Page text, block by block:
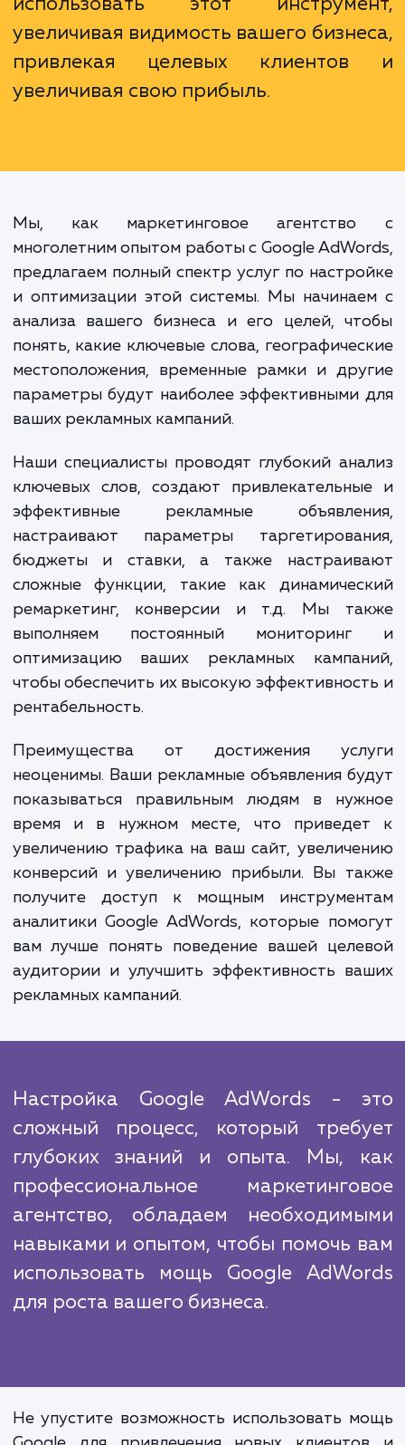
Google AdWords - это
инструмент для привлечения
клиентов, но его
многом зависит от
помощью вы сможете
увеличивая видимость вашего
привлекая целевых
увеличивая свою прибыль.
многолетним опытом работы с Google
предлагаем полный спектр услуг по
и оптимизации этой системы. Мы
анализа вашего бизнеса и его целей,
понять, какие ключевые слова,
местоположения, временные рамки и
параметры будут наиболее эффективными
ваших рекламных кампаний.
Наши специалисты проводят глубокий
ключевых слов, создают
эффективные рекламные
настраивают параметры
бюджеты и ставки, а также
сложные функции, такие как
ремаркетинг, конверсии и т.д. Мы
выполняем постоянный
оптимизацию ваших рекламных
чтобы обеспечить их высокую
показываться правильным людям в
время и в нужном месте, что
увеличению трафика на ваш сайт,
конверсий и увеличению прибыли. Вы
получите доступ к мощным
аналитики Google AdWords, которые
вам лучше понять поведение вашей
аудитории и улучшить эффективность
рекламных кампаний.
Настройка Google AdWords -